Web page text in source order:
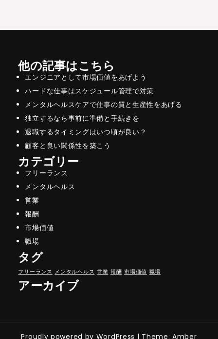
他の記事はこちら
エンジニアとして市場価値をあげよう
ハードな仕事はスケジュール管理で対策
メンタルヘルスケアで仕事の質と生産性をあげる
独立するなら事前に準備と手続きを
退職するタイミングはいつ頃が良い？
顧客と良い関係性を築こう
カテゴリー
フリーランス
メンタルヘルス
営業
報酬
市場価値
職場
タグ
フリーランス メンタルヘルス 営業 報酬 市場価値 職場
アーカイブ
Proudly powered by WordPress | Theme: Amber